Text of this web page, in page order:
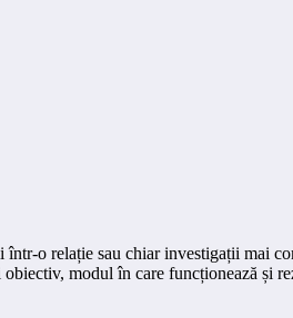
o relație sau chiar investigații mai
obiectiv, modul în care funcționează și